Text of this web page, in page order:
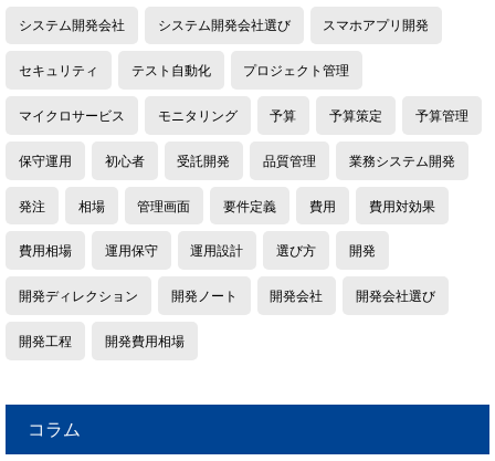
システム開発会社 システム開発会社選び スマホアプリ開発
セキュリティ テスト自動化 プロジェクト管理
マイクロサービス モニタリング 予算 予算策定 予算管理
保守運用 初心者 受託開発 品質管理 業務システム開発
発注 相場 管理画面 要件定義 費用 費用対効果
費用相場 運用保守 運用設計 選び方 開発
開発ディレクション 開発ノート 開発会社 開発会社選び
開発工程 開発費用相場
コラム